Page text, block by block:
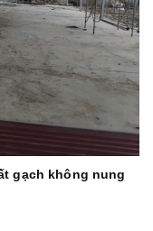
gạch không nung